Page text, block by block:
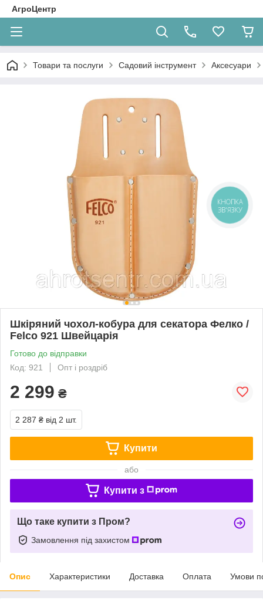
АгроЦентр
Товари та послуги Садовий інструмент Аксесуари
Шкіряний чохол-кобура для секатора Фелко /
Felco 921 Швейцарія
Готово до відправки
Код: 921
Опт і роздріб
2 299 ₴
2 287 ₴ від 2 шт.
Купити
або
Купити з
Що таке купити з Пром?
Замовлення під захистом
Опис Характеристики Доставка Оплата Умови
КНОПКА
ЗВ'ЯЗКУ